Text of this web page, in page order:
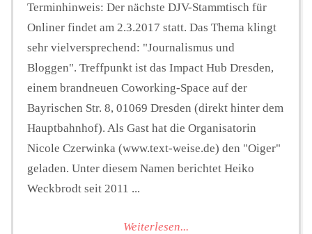
Podcast
Seminare
Unterstützen
Terminhinweis: Der nächste DJV-Stammtisch für
Onliner findet am 2.3.2017 statt. Das Thema klingt
sehr vielversprechend: "Journalismus und
Bloggen". Treffpunkt ist das Impact Hub Dresden,
einem brandneuen Coworking-Space auf der
Bayrischen Str. 8, 01069 Dresden (direkt hinter dem
Hauptbahnhof). Als Gast hat die Organisatorin
Nicole Czerwinka (www.text-weise.de) den "Oiger"
geladen. Unter diesem Namen berichtet Heiko
Weckbrodt seit 2011 ...
Weiterlesen...